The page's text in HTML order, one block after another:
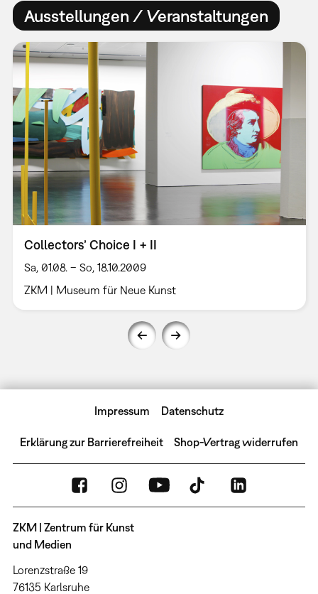
Ausstellungen / Veranstaltungen
Collectors’ Choice I + II
Sa, 01.08. – So, 18.10.2009
ZKM | Museum für Neue Kunst
Impressum Datenschutz
Erklärung zur Barrierefreiheit Shop-Vertrag widerrufen
ZKM | Zentrum für Kunst
und Medien
Lorenzstraße 19
76135 Karlsruhe